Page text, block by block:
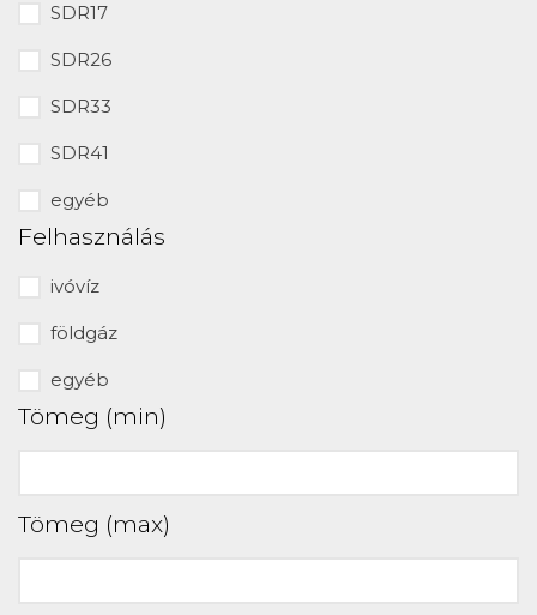
SDR17
SDR26
SDR33
SDR41
egyéb
Felhasználás
ivóvíz
földgáz
egyéb
Tömeg (min)
Tömeg (max)